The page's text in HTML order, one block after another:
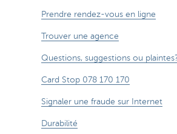
Prendre rendez-vous en ligne
Trouver une agence
Questions, suggestions ou
Card Stop 078 170 170
Signaler une fraude sur Internet
Durabilité